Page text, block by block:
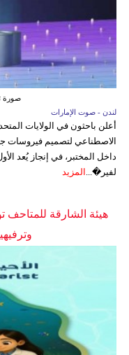
صورة
لندن - صوت الإمارات
أعلن باحثون في الولايات
الاصطناعي لتصميم فيروسات
داخل المختبر، في إنجاز يُعد
لفير�...
المزيد
هيئة الشارقة للمتاحف